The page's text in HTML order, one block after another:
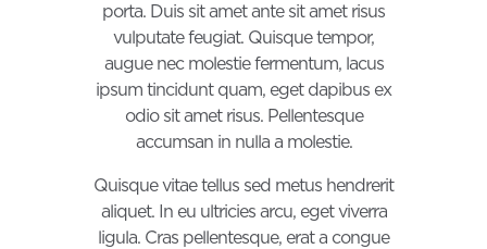
porta. Duis sit amet ante sit amet risus
vulputate feugiat. Quisque tempor,
augue nec molestie fermentum, lacus
ipsum tincidunt quam, eget dapibus ex
odio sit amet risus. Pellentesque
accumsan in nulla a molestie.
Quisque vitae tellus sed metus hendrerit
aliquet. In eu ultricies arcu, eget viverra
ligula. Cras pellentesque, erat a congue